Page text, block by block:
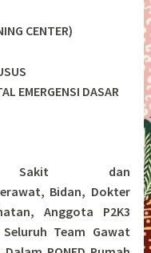
CENTER)
EMERGENSI DASAR
Sakit dan
Bidan, Dokter
Anggota P2K3
Team Gawat